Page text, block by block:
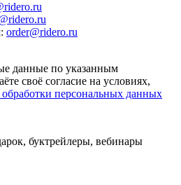
: order@ridero.ru
данные по указанным
своё согласие на условиях,
персональных данных
буктрейлеры, вебинары